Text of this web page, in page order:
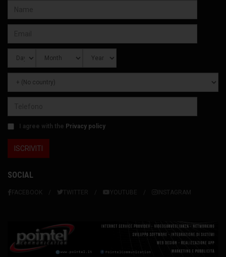
I agree with the Privacy policy
SOCIAL
FACEBOOK TWITTER YOUTUBE INSTAGRAM